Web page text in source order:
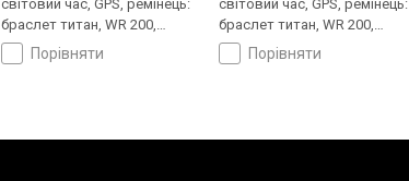
світовий час, GPS, ремінець:
браслет титан, WR 200,
Японіяпорівняти
світовий час, GPS, ремінець:
браслет титан, WR 200,
Японіяпорівняти